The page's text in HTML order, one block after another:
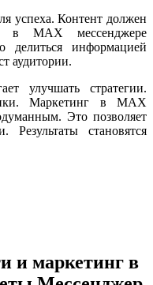
успеха. Контент должен
в MAX мессенджере
делиться информацией
аудитории.
улучшать стратегии.
Маркетинг в MAX
Это позволяет
Результаты становятся
и маркетинг в